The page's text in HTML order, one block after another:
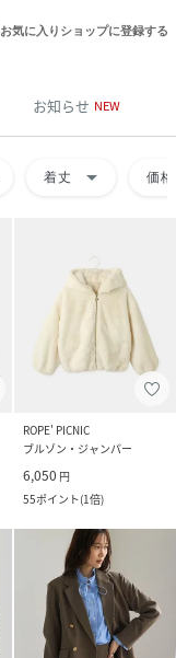
お気に入りショップに登録する
お知らせ NEW
着丈 arrow_drop_down 価格
ROPE' PICNIC
ブルゾン・ジャンパー
6,050 円
55ポイント(1倍)